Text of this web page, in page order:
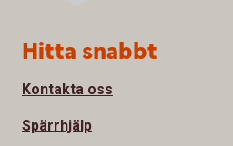
Sidfot
Hitta snabbt
Kontakta oss
Spärrhjälp